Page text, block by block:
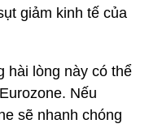
giảm kinh tế của
hài lòng này có thể
Nếu
sẽ nhanh chóng